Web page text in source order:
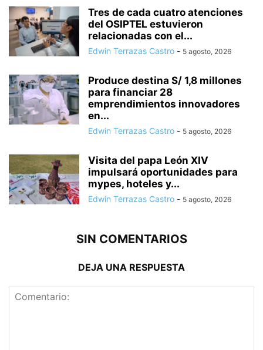
Tres de cada cuatro atenciones
del OSIPTEL estuvieron
relacionadas con el...
Edwin Terrazas Castro - 5 agosto, 2026
Produce destina S/ 1,8 millones
para financiar 28
emprendimientos innovadores
en...
Edwin Terrazas Castro - 5 agosto, 2026
Visita del papa León XIV
impulsará oportunidades para
mypes, hoteles y...
Edwin Terrazas Castro - 5 agosto, 2026
SIN COMENTARIOS
DEJA UNA RESPUESTA